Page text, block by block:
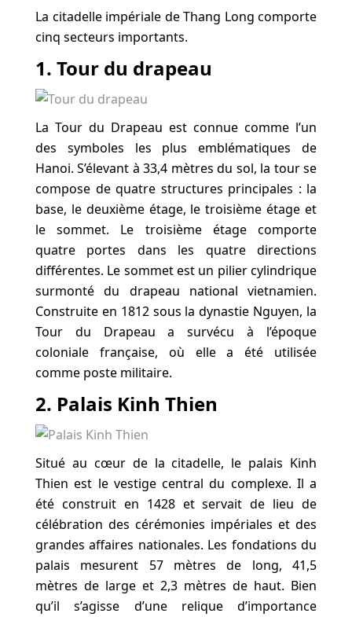
La citadelle impériale de Thang Long comporte
cinq secteurs importants.
1. Tour du drapeau
La Tour du Drapeau est connue comme l’un
des symboles les plus emblématiques de
Hanoi. S’élevant à 33,4 mètres du sol, la tour se
compose de quatre structures principales : la
base, le deuxième étage, le troisième étage et
le sommet. Le troisième étage comporte
quatre portes dans les quatre directions
différentes. Le sommet est un pilier cylindrique
surmonté du drapeau national vietnamien.
Construite en 1812 sous la dynastie Nguyen, la
Tour du Drapeau a survécu à l’époque
coloniale française, où elle a été utilisée
comme poste militaire.
2. Palais Kinh Thien
Situé au cœur de la citadelle, le palais Kinh
Thien est le vestige central du complexe. Il a
été construit en 1428 et servait de lieu de
célébration des cérémonies impériales et des
grandes affaires nationales. Les fondations du
palais mesurent 57 mètres de long, 41,5
mètres de large et 2,3 mètres de haut. Bien
qu’il s’agisse d’une relique d’importance